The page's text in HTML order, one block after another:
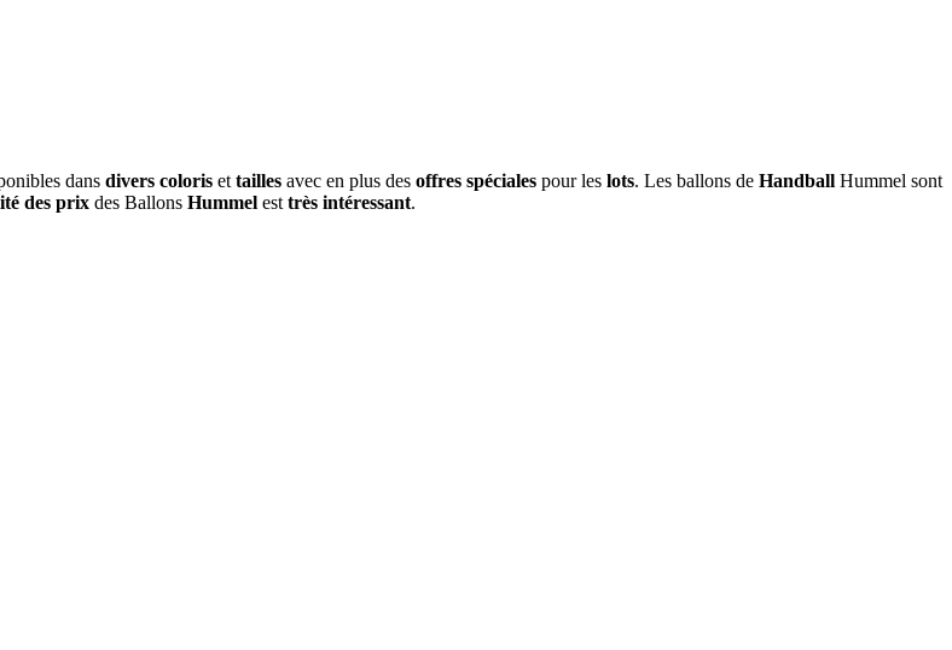
dans divers coloris et tailles avec en plus des offres spéciales pour les lots. Les ballons de Handball Hummel sont
des prix des Ballons Hummel est très intéressant.